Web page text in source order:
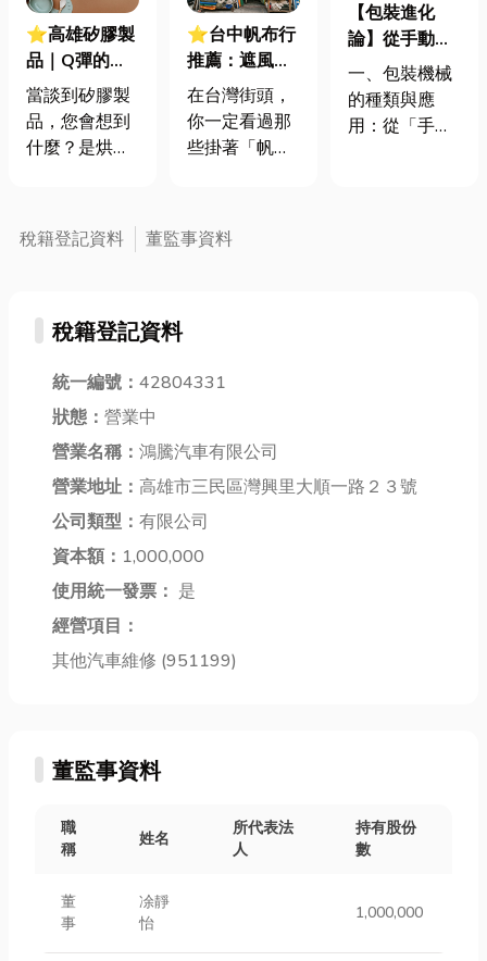
⭐高雄矽膠製
品｜Q彈的產
業之星，矽膠
優缺點大解
密！一探其究
當談到矽膠製
品，您會想到
什麼？是烘焙
手機殼那層柔
軟的保護？在
膠早已超越日
疇，成為各行
各業不可或缺
而作為台灣工
業重鎮，高雄
匯聚了眾多卓
製造商，以其
精湛的技術和
創...
⭐台中帆布行
推薦：遮風避
雨全靠它！進
帆布行前必看
的「防護解密
在台灣街頭，
你一定看過那
些掛著「帆布
了藍白條紋布
或是厚重的彩
實是隱藏在巷
家」。當你有
一天需要「遮
風、避雨、防
時，你會發
現，這家老店
【包裝進化
論】從手動到
全自動：你了
解現代包裝系
統的革新速度
一、包裝機械
的種類與應
用：從「手」
的包裝機械介
稅籍登記資料 董監事資料
稅籍登記資料
統一編號： 42804331
狀態： 營業中
營業名稱： 鴻騰汽車有限公司
營業地址： 高雄市三民區灣興里大順一路２３號
公司類型： 有限公司
資本額： 1,000,000
使用統一發票： 是
經營項目：
其他汽車維修 (951199)
董監事資料
職
稱
姓名
所代表法
人
持有股份
數
董
事
凃靜
怡
1,000,000